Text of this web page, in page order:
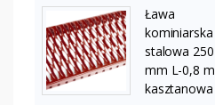
Ława
kominiarska
stalowa 250
mm L-0,8 m
kasztanowa